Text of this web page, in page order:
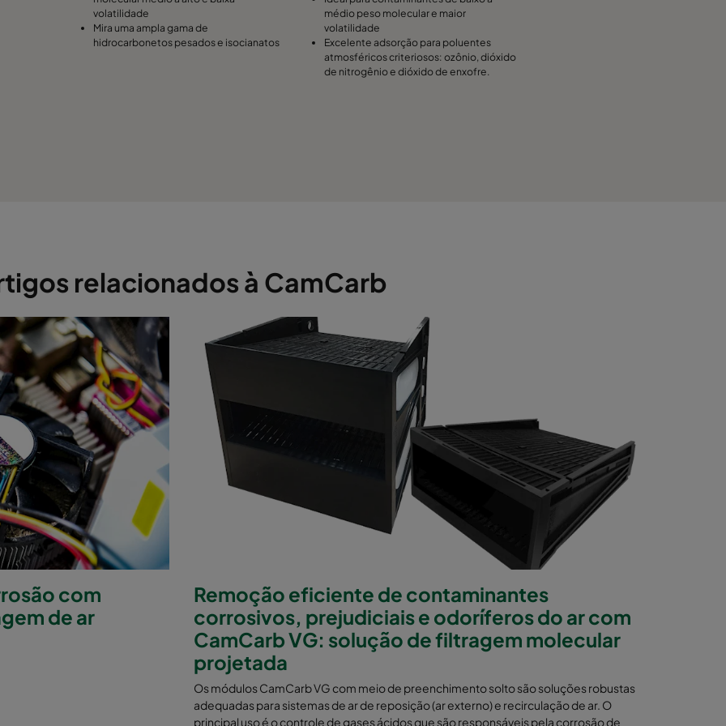
volatilidade
Mira uma ampla gama de
hidrocarbonetos pesados e isocianatos
médio peso molecular e maior
volatilidade
Excelente adsorção para poluentes
atmosféricos criteriosos: ozônio, dióxido
de nitrogênio e dióxido de enxofre.
relacionados à CamCarb
com
de ar
Remoção eficiente de contaminantes
corrosivos, prejudiciais e odoríferos do ar com
CamCarb VG: solução de filtragem molecular
projetada
Os módulos CamCarb VG com meio de preenchimento solto são soluções robustas
adequadas para sistemas de ar de reposição (ar externo) e recirculação de ar. O
principal uso é o controle de gases ácidos que são responsáveis pela corrosão de